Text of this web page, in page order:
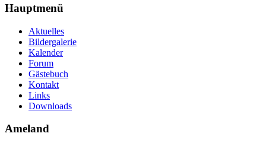
Hauptmenü
Aktuelles
Bildergalerie
Kalender
Forum
Gästebuch
Kontakt
Links
Downloads
Ameland